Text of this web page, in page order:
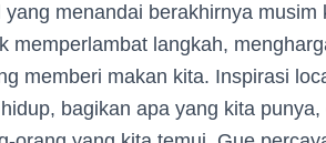
menandai berakhirnya musim
memperlambat langkah,
memberi makan kita. Inspirasi
bagikan apa yang kita